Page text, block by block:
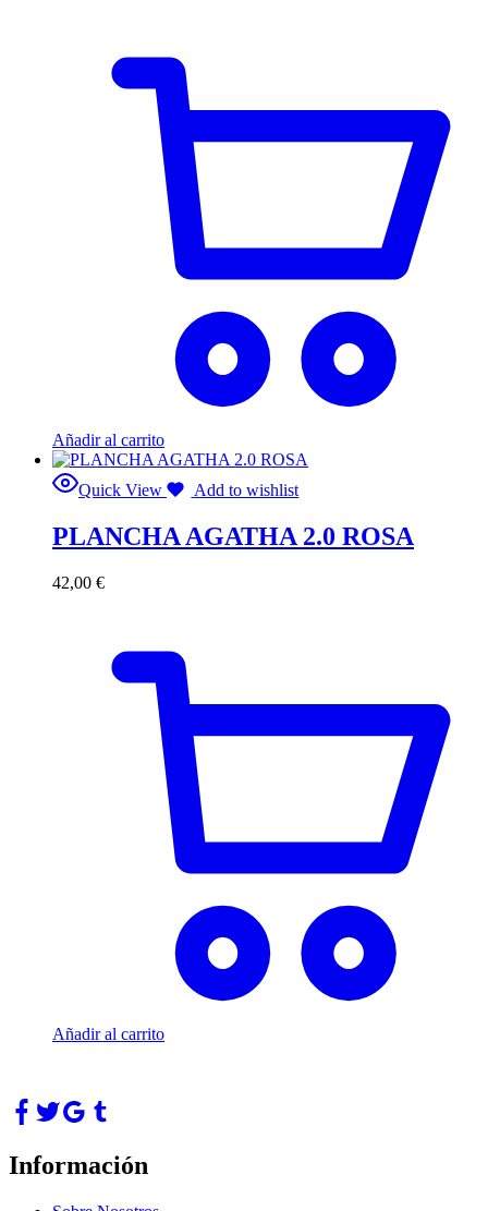
Añadir al carrito
Quick View Add to wishlist
PLANCHA AGATHA 2.0 ROSA
42,00 €
Añadir al carrito
Información